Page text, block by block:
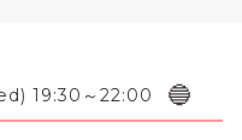
19:30～22:00 🔵